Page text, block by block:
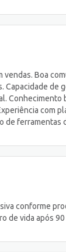
Boa
Capacidade
com
de
conforme
de vida após